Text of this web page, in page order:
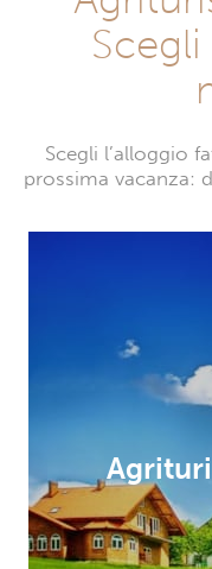
Scegli l’alloggio
prossima vacanza: